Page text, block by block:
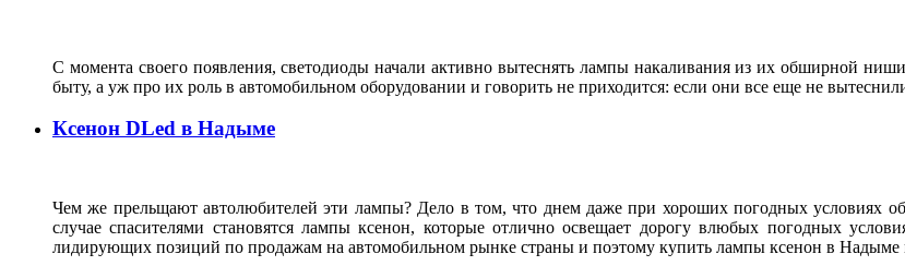
С момента своего появления, светодиоды начали активно вытеснять лампы накаливания из их обширной
быту, а уж про их роль в автомобильном оборудовании и говорить не приходится: если они все еще не
Ксенон DLed в Надыме
Чем же прельщают автолюбителей эти лампы? Дело в том, что днем даже при хороших погодных условиях
случае спасителями становятся лампы ксенон, которые отлично освещает дорогу влюбых погодных
лидирующих позиций по продажам на автомобильном рынке страны и поэтому купить лампы ксенон в